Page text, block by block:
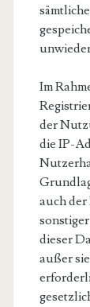
Im
der
die IP-
auch
dieser
außer